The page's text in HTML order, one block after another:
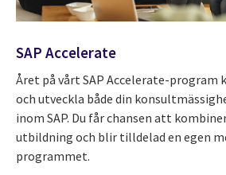
SAP Accelerate
Året på vårt SAP Accelerate-
och utveckla både din
inom SAP. Du får chansen att
utbildning och blir tilldelad en egen
programmet.